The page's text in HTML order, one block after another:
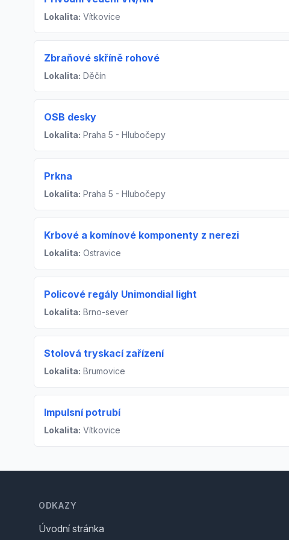
Lokalita: Vítkovice
Zbraňové skříně rohové
Lokalita: Děčín
OSB desky
Lokalita: Praha 5 - Hlubočepy
Prkna
Lokalita: Praha 5 - Hlubočepy
Krbové a komínové komponenty z nerezi
Lokalita: Ostravice
Policové regály Unimondial light
Lokalita: Brno-sever
Stolová tryskací zařízení
Lokalita: Brumovice
Impulsní potrubí
Lokalita: Vítkovice
ODKAZY
Úvodní stránka